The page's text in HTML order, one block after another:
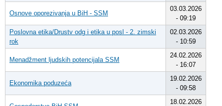
Osnove oporezivanja u BiH - SSM
03.03.2026
- 09:19
Poslovna etika/Drustv odg i etika u posl - 2. zimski
rok
02.03.2026
- 10:59
Menadžment ljudskih potencijala SSM
24.02.2026
- 16:07
Ekonomika poduzeća
19.02.2026
- 09:58
18.02.2026